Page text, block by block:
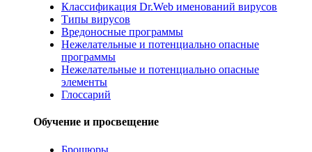
Классификация Dr.Web именований вирусов
Типы вирусов
Вредоносные программы
Нежелательные и потенциально опасные
программы
Нежелательные и потенциально опасные
элементы
Глоссарий
Обучение и просвещение
Брошюры